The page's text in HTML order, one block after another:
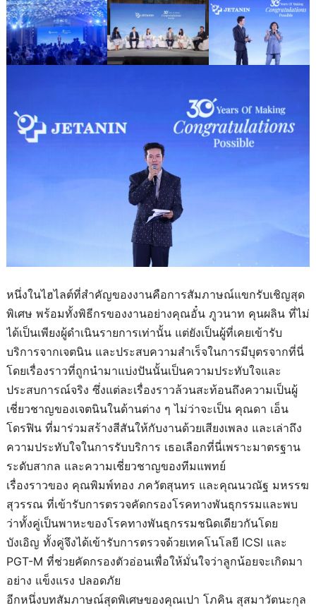
หนึ่งในไฮไลต์ที่สำคัญของงานคือการสัมภาษณ์แขกรับเชิญสุด
พิเศษ พร้อมทั้งพิธีกรของงานอย่างคุณอั๋น ภูวนาท คุนผลิน ที่ไม่
ได้เป็นเพียงผู้ดำเนินรายการเท่านั้น แต่ยังเป็นผู้ที่เคยเข้ารับ
บริการจากเจตนิน และประสบความสำเร็จในการมีบุตรจากที่นี่
โดยเรื่องราวที่ถูกนำมาแบ่งปันนั้นเป็นความประทับใจและ
ประสบการณ์จริง ซึ่งแต่ละเรื่องราวล้วนสะท้อนถึงความเป็นผู้
เชี่ยวชาญของเจตนินในด้านต่าง ๆ ไม่ว่าจะเป็น คุณดา เอ็น
โดรฟิน ที่มาร่วมสร้างสีสันให้กับงานด้วยเสียงเพลง และเล่าถึง
ความประทับใจในการรับบริการ เธอเลือกที่นี่เพราะมาตรฐาน
ระดับสากล และความเชี่ยวชาญของทีมแพทย์
เรื่องราวของ คุณพิมพ์ทอง ภควัตสุนทร และคุณนวณัฐ มหรรฆ
สุวรรณ ที่เข้ารับการตรวจคัดกรองโรคทางพันธุกรรมและพบ
ว่าทั้งคู่เป็นพาหะของโรคทางพันธุกรรมชนิดเดียวกันโดย
บังเอิญ ทั้งคู่จึงได้เข้ารับการตรวจด้วยเทคโนโลยี ICSI และ
PGT-M ที่ช่วยคัดกรองตัวอ่อนเพื่อให้มั่นใจว่าลูกน้อยจะเกิดมา
อย่าง แข็งแรง ปลอดภัย
อีกหนึ่งบทสัมภาษณ์สุดพิเศษของคุณเปา โภคิน สุสมาวัตนะกุล